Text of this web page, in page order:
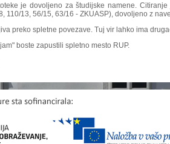
je dovoljeno za študijske namene.
110/13, 56/15, 63/16 - ZKUASP), dovoljeno z
preko spletne povezave. Tuj vir lahko ima
boste zapustili spletno mesto RUP.